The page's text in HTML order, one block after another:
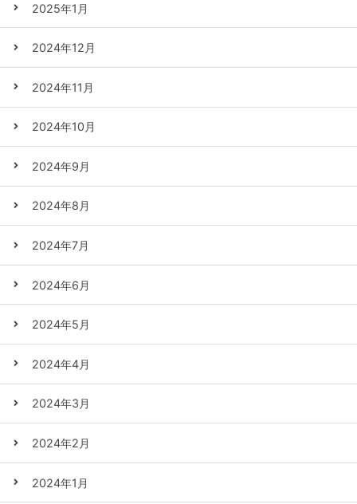
2025年1月
2024年12月
2024年11月
2024年10月
2024年9月
2024年8月
2024年7月
2024年6月
2024年5月
2024年4月
2024年3月
2024年2月
2024年1月